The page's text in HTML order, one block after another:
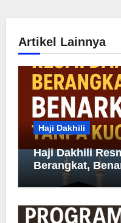
Artikel Lainnya
Haji Dakhili
Haji Dakhili
Berangkat,